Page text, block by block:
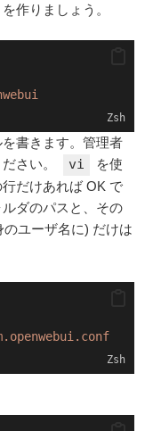
作りましょう。
Zsh
書きます。管理者
さい。
vi
を使
だけあれば OK で
ダのパスと、その
のユーザ名に) だけは
Zsh